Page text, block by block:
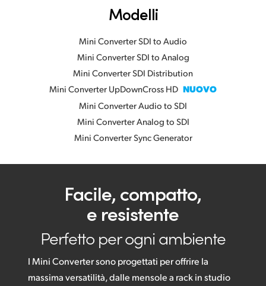
Modelli
Mini Converter SDI to Audio
Mini Converter SDI to Analog
Mini Converter SDI Distribution
Mini Converter UpDownCross HD NUOVO
Mini Converter Audio to SDI
Mini Converter Analog to SDI
Mini Converter Sync Generator
Facile, compatto,
e resistente
Perfetto per ogni ambiente
I Mini Converter sono progettati per offrire la
massima versatilità, dalle mensole a rack in studio